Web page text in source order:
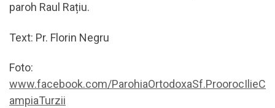
paroh Raul Rațiu.
Text: Pr. Florin Negru
Foto:
www.facebook.com/ParohiaOrtodoxaSf.ProorocIlieC
ampiaTurzii